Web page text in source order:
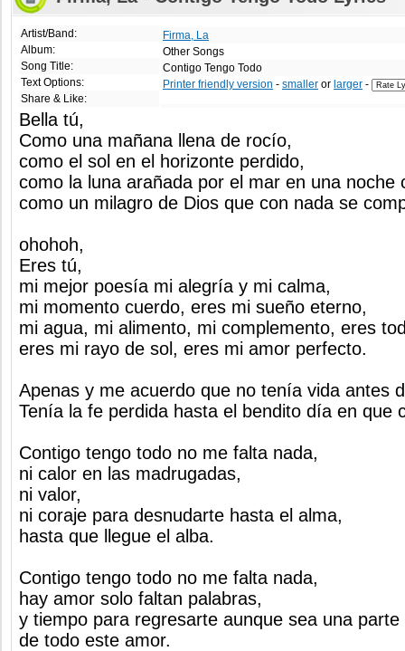
Artist/Band:
Album:
Song Title:
Text Options:
Share & Like:
Firma, La
Other Songs
Contigo Tengo Todo
Printer friendly version - smaller or larger -
Bella tú,
Como una mañana llena de rocío,
como el sol en el horizonte perdido,
como la luna arañada por el mar en una noche
como un milagro de Dios que con nada se
ohohoh,
Eres tú,
mi mejor poesía mi alegría y mi calma,
mi momento cuerdo, eres mi sueño eterno,
mi agua, mi alimento, mi complemento, eres
eres mi rayo de sol, eres mi amor perfecto.
Apenas y me acuerdo que no tenía vida antes
Tenía la fe perdida hasta el bendito día en que
Contigo tengo todo no me falta nada,
ni calor en las madrugadas,
ni valor,
ni coraje para desnudarte hasta el alma,
hasta que llegue el alba.
Contigo tengo todo no me falta nada,
hay amor solo faltan palabras,
y tiempo para regresarte aunque sea una parte
de todo este amor.